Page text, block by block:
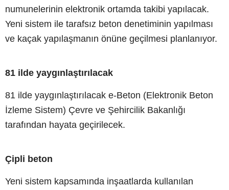
numunelerinin elektronik ortamda takibi yapılacak.
Yeni sistem ile tarafsız beton denetiminin yapılması
ve kaçak yapılaşmanın önüne geçilmesi planlanıyor.
81 ilde yaygınlaştırılacak
81 ilde yaygınlaştırılacak e-Beton (Elektronik Beton
İzleme Sistem) Çevre ve Şehircilik Bakanlığı
tarafından hayata geçirilecek.
Çipli beton
Yeni sistem kapsamında inşaatlarda kullanılan